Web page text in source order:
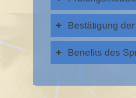
Bestätigung
Benefits des